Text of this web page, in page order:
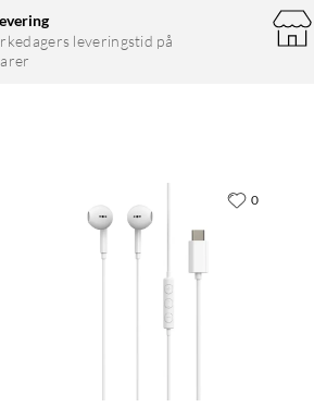
leveringstid på
0